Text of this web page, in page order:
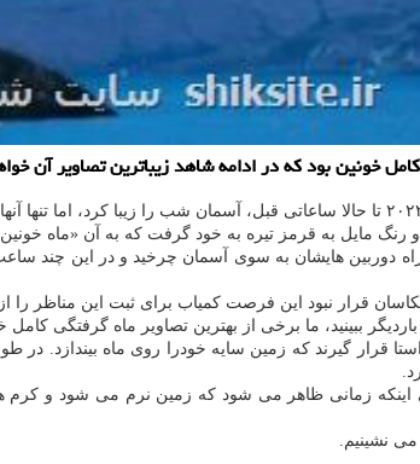
بود که در ادامه شاهد زیباترین تصاویر آن
دوربین هایشان به سوی آسمان چرخید و در این چند
ببینید، ما برخی از بهترین تصاویر ماه گرفتگی
قرار گیرند که زمین سایه خودرا روی ماه بیندازد.
زمانی ظاهر می شود که زمین نرم می شود و کرم
نشینیم.